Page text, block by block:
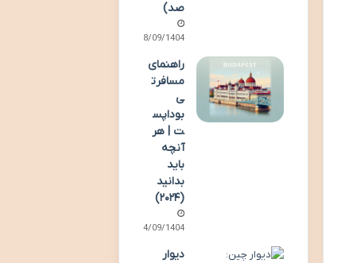
صد)
28/09/1404
راهنمای
مسافرت
ی
بوداپس
ت | هر
آنچه
باید
بدانید
(۲۰۲۴)
14/09/1404
دیوار